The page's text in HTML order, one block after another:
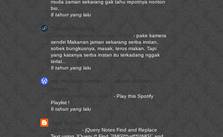
muda zaman sekarang gak tahu repotnya nonton
bio...
8 tahun yang lalu
- pake kamera
sendiri Makanan jaman sekarang serba instan,
sobek bungkusnya, masak, terus makan. Tapi
yang katanya serba instan itu terkadang nggak
terlal...
9 tahun yang lalu
- Play this Spotify
Playlist !
9 tahun yang lalu
- jQuery Notes Find and Replace